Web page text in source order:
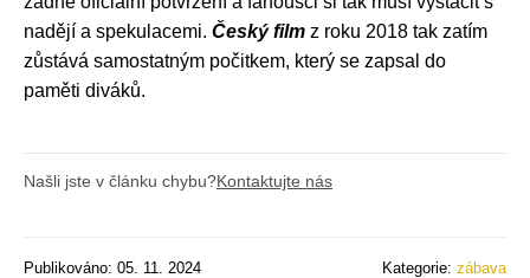
nadějí a spekulacemi. Český film z roku 2018 tak zatím
zůstává samostatným počitkem, který se zapsal do
paměti diváků.
Našli jste v článku chybu?Kontaktujte nás
Publikováno: 05. 11. 2024 Kategorie: zábava